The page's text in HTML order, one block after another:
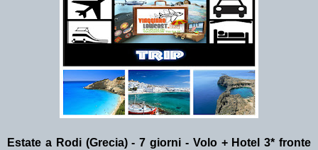
Estate a Rodi (Grecia) - 7 giorni - Volo + Hotel 3* fronte